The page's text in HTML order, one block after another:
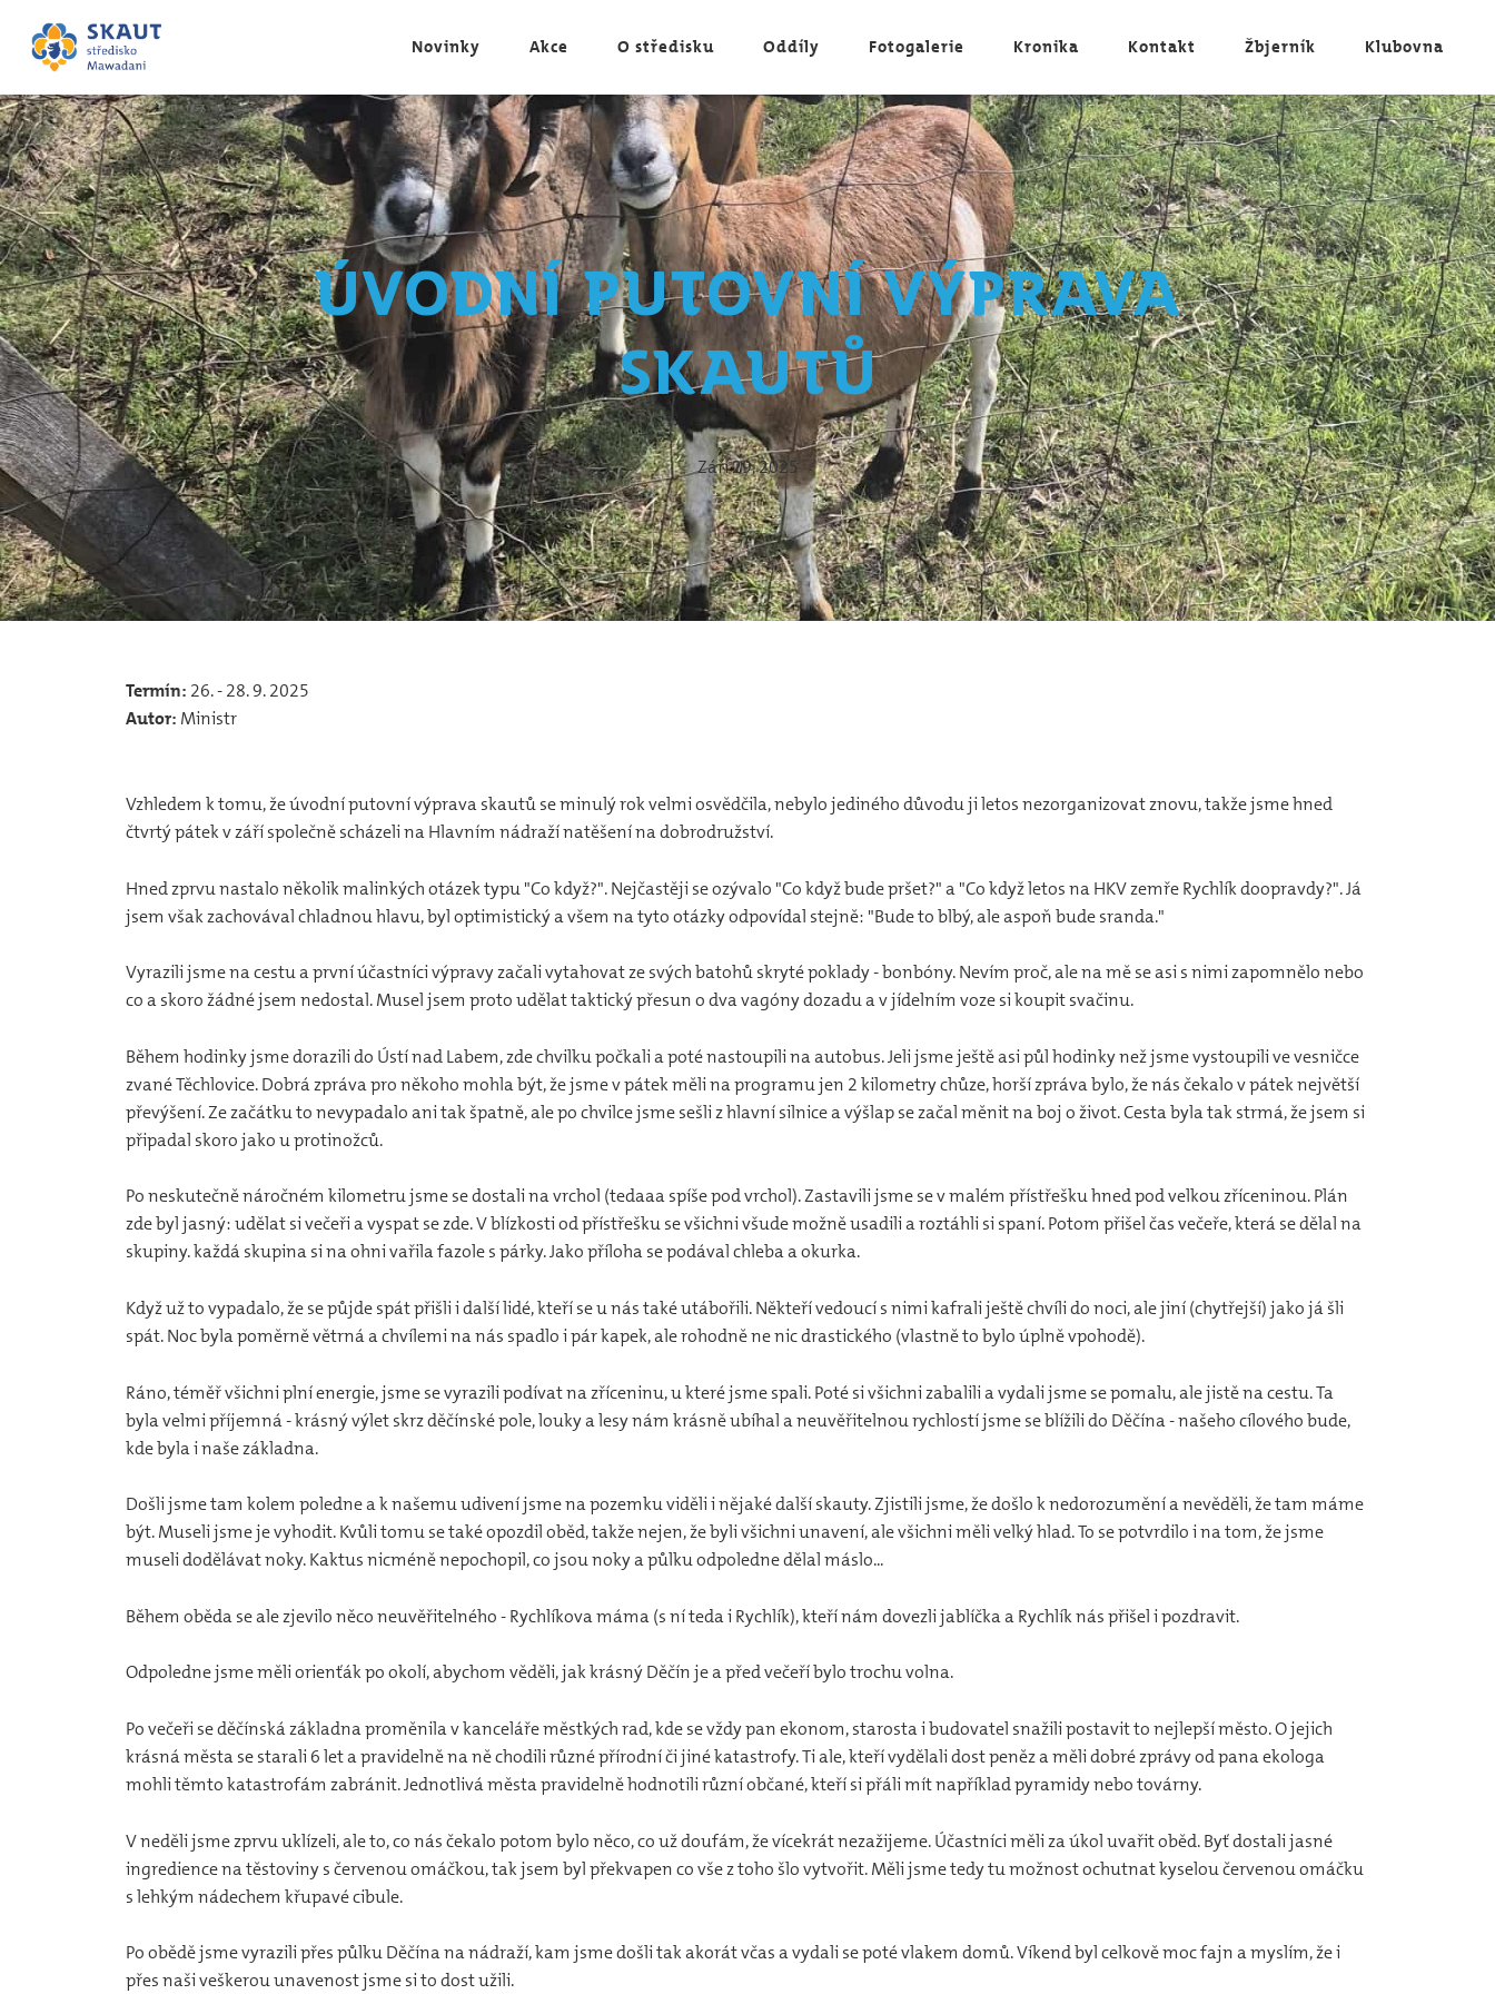
Novinky Akce O středisku Oddíly Fotogalerie Kronika Kontakt Žbjerník Klubovna
Úvodní putovní výprava
skautů
Září 29, 2025
Termín: 26. - 28. 9. 2025
Autor: Ministr
Vzhledem k tomu, že úvodní putovní výprava skautů se minulý rok velmi osvědčila, nebylo jediného důvodu ji letos nezorganizovat znovu, takže jsme hned
čtvrtý pátek v září společně scházeli na Hlavním nádraží natěšení na dobrodružství.
Hned zprvu nastalo několik malinkých otázek typu "Co když?". Nejčastěji se ozývalo "Co když bude pršet?" a "Co když letos na HKV zemře Rychlík doopravdy?". Já
jsem však zachovával chladnou hlavu, byl optimistický a všem na tyto otázky odpovídal stejně: "Bude to blbý, ale aspoň bude sranda."
Vyrazili jsme na cestu a první účastníci výpravy začali vytahovat ze svých batohů skryté poklady - bonbóny. Nevím proč, ale na mě se asi s nimi zapomnělo nebo
co a skoro žádné jsem nedostal. Musel jsem proto udělat taktický přesun o dva vagóny dozadu a v jídelním voze si koupit svačinu.
Během hodinky jsme dorazili do Ústí nad Labem, zde chvilku počkali a poté nastoupili na autobus. Jeli jsme ještě asi půl hodinky než jsme vystoupili ve vesničce
zvané Těchlovice. Dobrá zpráva pro někoho mohla být, že jsme v pátek měli na programu jen 2 kilometry chůze, horší zpráva bylo, že nás čekalo v pátek největší
převýšení. Ze začátku to nevypadalo ani tak špatně, ale po chvilce jsme sešli z hlavní silnice a výšlap se začal měnit na boj o život. Cesta byla tak strmá, že jsem si
připadal skoro jako u protinožců.
Po neskutečně náročném kilometru jsme se dostali na vrchol (tedaaa spíše pod vrchol). Zastavili jsme se v malém přístřešku hned pod velkou zříceninou. Plán
zde byl jasný: udělat si večeři a vyspat se zde. V blízkosti od přístřešku se všichni všude možně usadili a roztáhli si spaní. Potom přišel čas večeře, která se dělal na
skupiny. každá skupina si na ohni vařila fazole s párky. Jako příloha se podával chleba a okurka.
Když už to vypadalo, že se půjde spát přišli i další lidé, kteří se u nás také utábořili. Někteří vedoucí s nimi kafrali ještě chvíli do noci, ale jiní (chytřejší) jako já šli
spát. Noc byla poměrně větrná a chvílemi na nás spadlo i pár kapek, ale rohodně ne nic drastického (vlastně to bylo úplně vpohodě).
Ráno, téměř všichni plní energie, jsme se vyrazili podívat na zříceninu, u které jsme spali. Poté si všichni zabalili a vydali jsme se pomalu, ale jistě na cestu. Ta
byla velmi příjemná - krásný výlet skrz děčínské pole, louky a lesy nám krásně ubíhal a neuvěřitelnou rychlostí jsme se blížili do Děčína - našeho cílového bude,
kde byla i naše základna.
Došli jsme tam kolem poledne a k našemu udivení jsme na pozemku viděli i nějaké další skauty. Zjistili jsme, že došlo k nedorozumění a nevěděli, že tam máme
být. Museli jsme je vyhodit. Kvůli tomu se také opozdil oběd, takže nejen, že byli všichni unavení, ale všichni měli velký hlad. To se potvrdilo i na tom, že jsme
museli dodělávat noky. Kaktus nicméně nepochopil, co jsou noky a půlku odpoledne dělal máslo...
Během oběda se ale zjevilo něco neuvěřitelného - Rychlíkova máma (s ní teda i Rychlík), kteří nám dovezli jablíčka a Rychlík nás přišel i pozdravit.
Odpoledne jsme měli orienťák po okolí, abychom věděli, jak krásný Děčín je a před večeří bylo trochu volna.
Po večeři se děčínská základna proměnila v kanceláře městkých rad, kde se vždy pan ekonom, starosta i budovatel snažili postavit to nejlepší město. O jejich
krásná města se starali 6 let a pravidelně na ně chodili různé přírodní či jiné katastrofy. Ti ale, kteří vydělali dost peněz a měli dobré zprávy od pana ekologa
mohli těmto katastrofám zabránit. Jednotlivá města pravidelně hodnotili různí občané, kteří si přáli mít například pyramidy nebo továrny.
V neděli jsme zprvu uklízeli, ale to, co nás čekalo potom bylo něco, co už doufám, že vícekrát nezažijeme. Účastníci měli za úkol uvařit oběd. Byť dostali jasné
ingredience na těstoviny s červenou omáčkou, tak jsem byl překvapen co vše z toho šlo vytvořit. Měli jsme tedy tu možnost ochutnat kyselou červenou omáčku
s lehkým nádechem křupavé cibule.
Po obědě jsme vyrazili přes půlku Děčína na nádraží, kam jsme došli tak akorát včas a vydali se poté vlakem domů. Víkend byl celkově moc fajn a myslím, že i
přes naši veškerou unavenost jsme si to dost užili.